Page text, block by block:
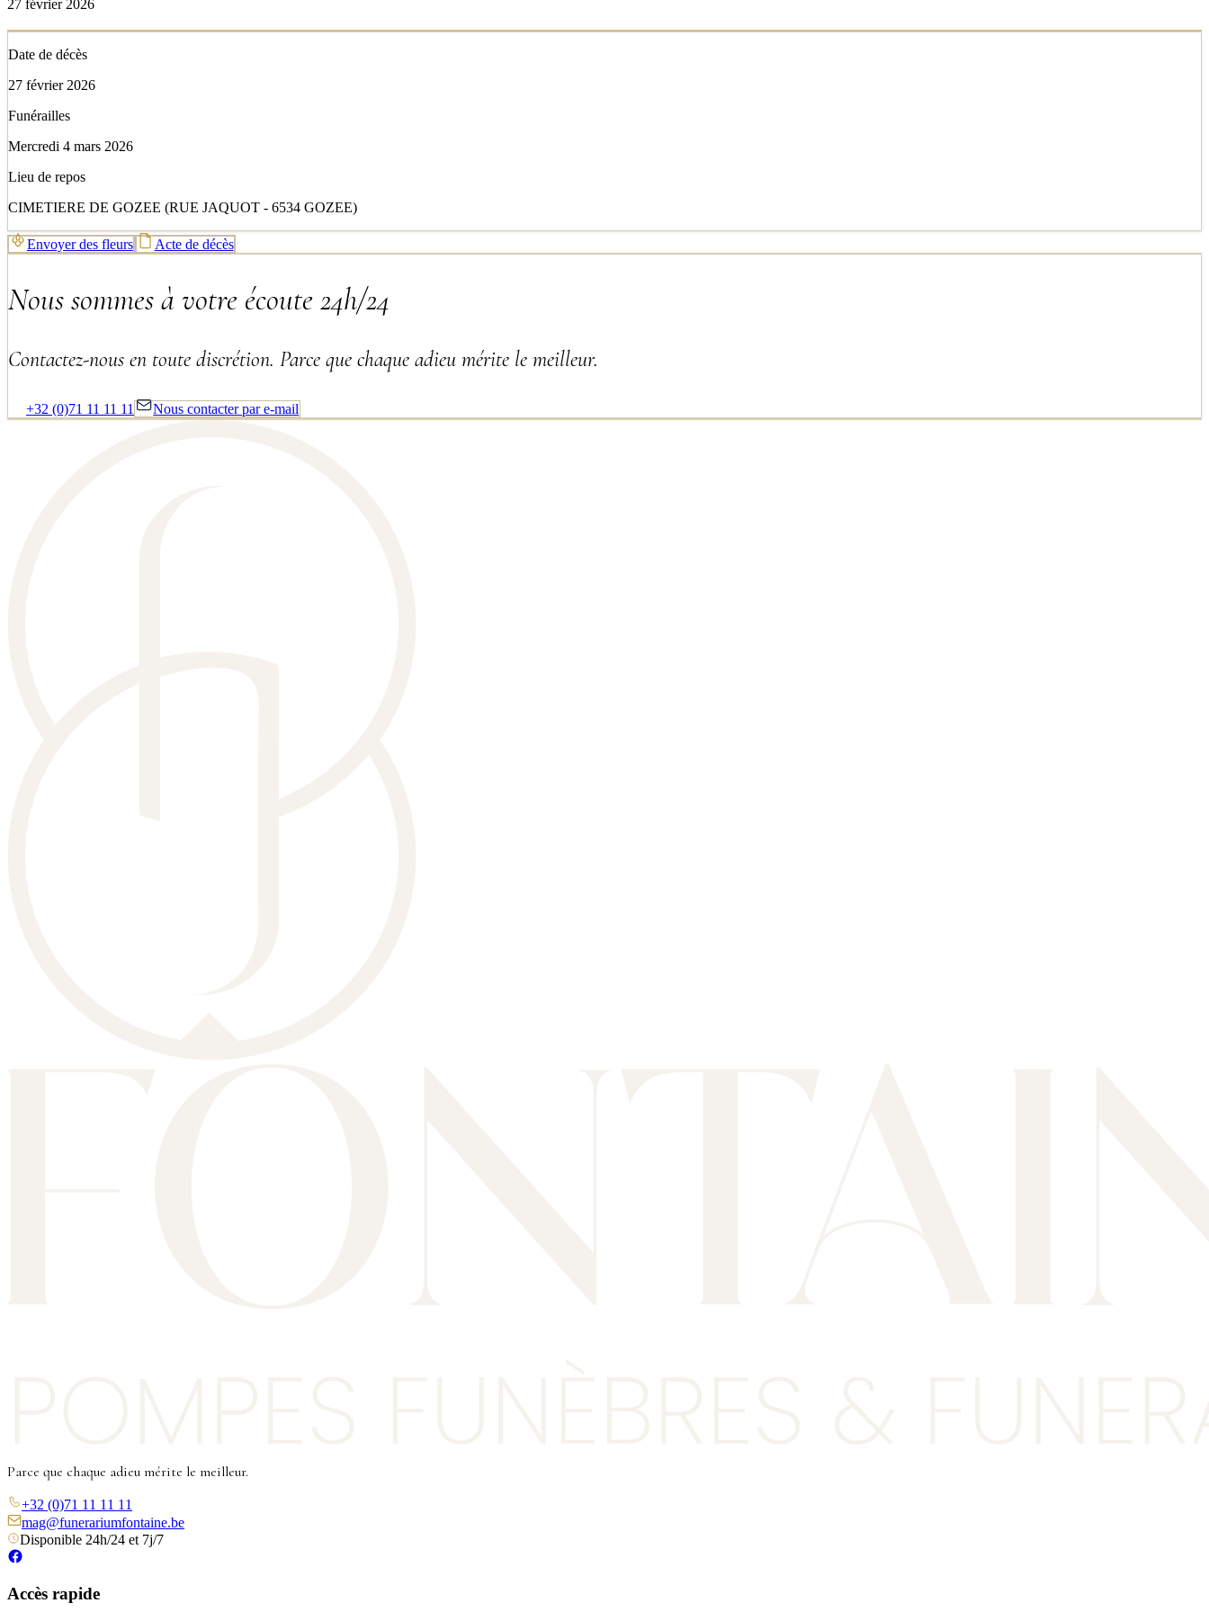
27 février 2026
Date de décès
27 février 2026
Funérailles
Mercredi 4 mars 2026
Lieu de repos
CIMETIERE DE GOZEE (RUE JAQUOT - 6534 GOZEE)
Envoyer des fleurs Acte de décès
Nous sommes à votre écoute 24h/24
Contactez-nous en toute discrétion. Parce que chaque adieu mérite le meilleur.
+32 (0)71 11 11 11 Nous contacter par e-mail
Parce que chaque adieu mérite le meilleur.
+32 (0)71 11 11 11
mag@funerariumfontaine.be
Disponible 24h/24 et 7j/7
Accès rapide